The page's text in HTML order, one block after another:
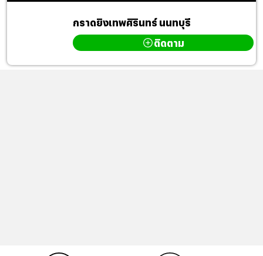
กราดยิงเทพศิรินทร์ นนทบุรี
ติดตาม